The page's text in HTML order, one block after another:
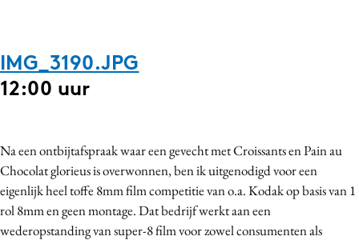
Gedragsverandering
Influencer marketing
Media
Merkstrategie
PR
Programmatic
IMG_3190.JPG
12:00 uur
Na een ontbijtafspraak waar een gevecht met Croissants en Pain au
Chocolat glorieus is overwonnen, ben ik uitgenodigd voor een
eigenlijk heel toffe 8mm film competitie van o.a. Kodak op basis van 1
rol 8mm en geen montage. Dat bedrijf werkt aan een
wederopstanding van super-8 film voor zowel consumenten als